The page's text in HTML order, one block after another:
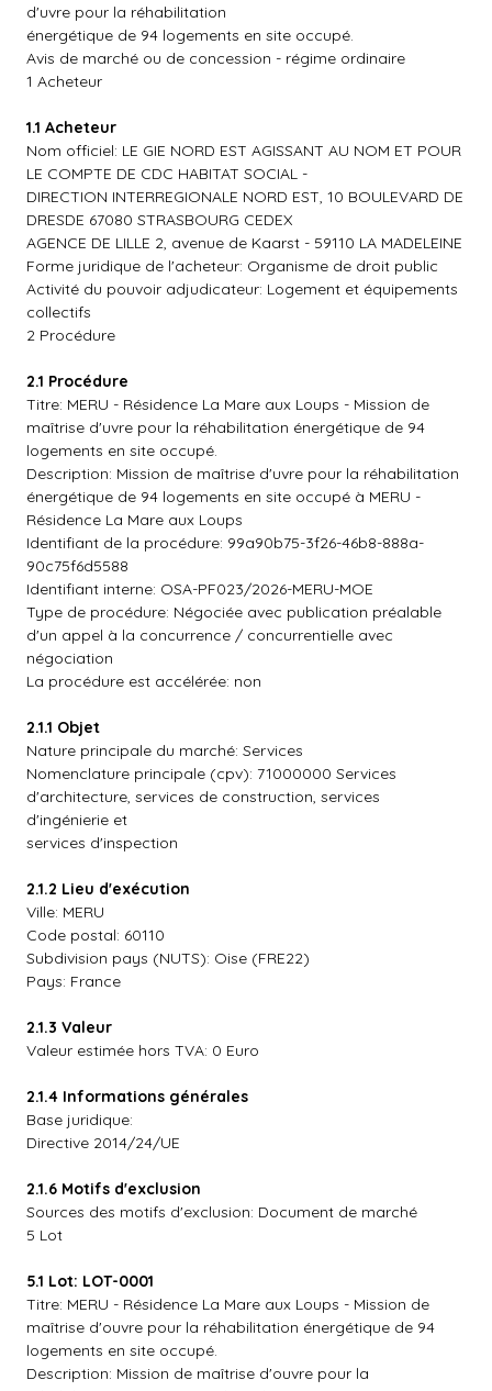
d'uvre pour la réhabilitation
énergétique de 94 logements en site occupé.
Avis de marché ou de concession - régime ordinaire
1 Acheteur
1.1 Acheteur
Nom officiel: LE GIE NORD EST AGISSANT AU NOM ET POUR
LE COMPTE DE CDC HABITAT SOCIAL -
DIRECTION INTERREGIONALE NORD EST, 10 BOULEVARD DE
DRESDE 67080 STRASBOURG CEDEX
AGENCE DE LILLE 2, avenue de Kaarst - 59110 LA MADELEINE
Forme juridique de l'acheteur: Organisme de droit public
Activité du pouvoir adjudicateur: Logement et équipements
collectifs
2 Procédure
2.1 Procédure
Titre: MERU - Résidence La Mare aux Loups - Mission de
maîtrise d'uvre pour la réhabilitation énergétique de 94
logements en site occupé.
Description: Mission de maîtrise d'uvre pour la réhabilitation
énergétique de 94 logements en site occupé à MERU -
Résidence La Mare aux Loups
Identifiant de la procédure: 99a90b75-3f26-46b8-888a-
90c75f6d5588
Identifiant interne: OSA-PF023/2026-MERU-MOE
Type de procédure: Négociée avec publication préalable
d'un appel à la concurrence / concurrentielle avec
négociation
La procédure est accélérée: non
2.1.1 Objet
Nature principale du marché: Services
Nomenclature principale (cpv): 71000000 Services
d'architecture, services de construction, services
d'ingénierie et
services d'inspection
2.1.2 Lieu d'exécution
Ville: MERU
Code postal: 60110
Subdivision pays (NUTS): Oise (FRE22)
Pays: France
2.1.3 Valeur
Valeur estimée hors TVA: 0 Euro
2.1.4 Informations générales
Base juridique:
Directive 2014/24/UE
2.1.6 Motifs d'exclusion
Sources des motifs d'exclusion: Document de marché
5 Lot
5.1 Lot: LOT-0001
Titre: MERU - Résidence La Mare aux Loups - Mission de
maîtrise d'ouvre pour la réhabilitation énergétique de 94
logements en site occupé.
Description: Mission de maîtrise d'ouvre pour la